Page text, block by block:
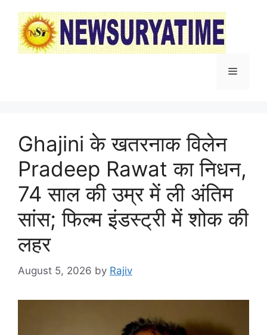
content
Menu
Ghajini के खतरनाक विलेन
Pradeep Rawat का निधन,
74 साल की उम्र में ली अंतिम
सांस; फिल्म इंडस्ट्री में शोक की
लहर
August 5, 2026 by Rajiv